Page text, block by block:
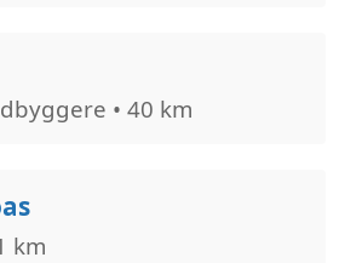
• 40 km
km